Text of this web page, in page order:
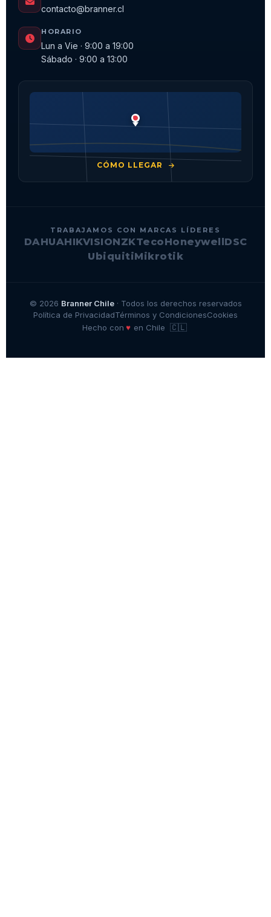
contacto@branner.cl
HORARIO
Lun a Vie · 9:00 a 19:00
Sábado · 9:00 a 13:00
CÓMO LLEGAR
TRABAJAMOS CON MARCAS LÍDERES
DAHUAHIKVISIONZKTecoHoneywell DSC
UbiquitiMikrotik
© 2026 Branner Chile· Todos los derechos reservados
Política de PrivacidadTérminos y CondicionesCookies
Hecho con ♥ en Chile 🇨🇱